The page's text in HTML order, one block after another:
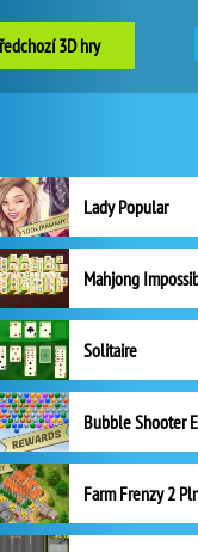
3D hry
Lady Popular
Mahjong
Solitaire